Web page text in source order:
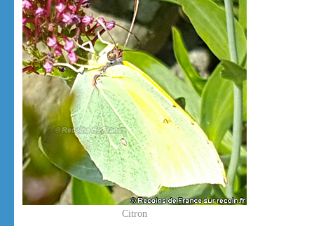
Citron